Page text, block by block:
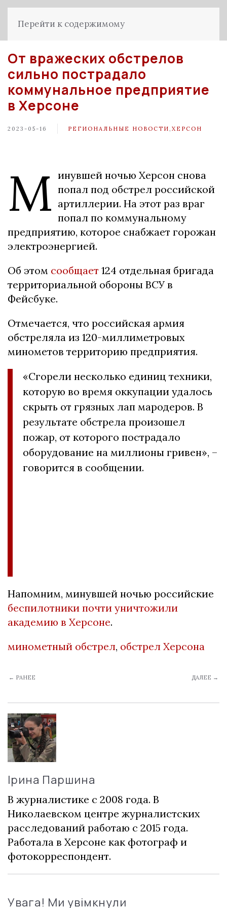
Перейти к содержимому
От вражеских обстрелов
сильно пострадало
коммунальное предприятие
в Херсоне
2023-05-16 РЕГИОНАЛЬНЫЕ НОВОСТИ ХЕРСОН
М инувшей ночью Херсон снова
попал под обстрел российской
артиллерии. На этот раз враг
попал по коммунальному
предприятию, которое снабжает горожан
электроэнергией.
Об этом сообщает 124 отдельная бригада
территориальной обороны ВСУ в
Фейсбуке.
Отмечается, что российская армия
обстреляла из 120-миллиметровых
минометов территорию предприятия.
«Сгорели несколько единиц техники,
которую во время оккупации удалось
скрыть от грязных лап мародеров. В
результате обстрела произошел
пожар, от которого пострадало
оборудование на миллионы гривен», –
говорится в сообщении.
Напомним, минувшей ночью российские
беспилотники почти уничтожили
академию в Херсоне.
минометный обстрел, обстрел Херсона
← РАНЕЕ ДАЛЕЕ →
Ірина Паршина
В журналистике с 2008 года. В
Николаевском центре журналистских
расследований работаю с 2015 года.
Работала в Херсоне как фотограф и
фотокорреспондент.
Увага! Ми увімкнули